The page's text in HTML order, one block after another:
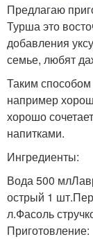
Предлагаю
Турша это
добавления
семье, любят
Таким
например
хорошо
напитками.
Ингредиенты:
Вода 500
острый 1
л.Фасоль
Приготовление: